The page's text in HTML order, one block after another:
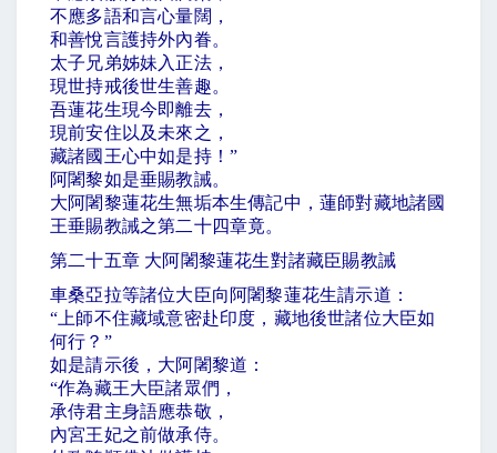
不應多語和言心量闊，
和善悅言護持外內眷。
太子兄弟姊妹入正法，
現世持戒後世生善趣。
吾蓮花生現今即離去，
現前安住以及未來之，
藏諸國王心中如是持！ ”
阿闍黎如是垂賜教誡。
大阿闍黎蓮花生無垢本生傳記中，蓮師對藏地諸國
王垂賜教誡之第二十四章竟。
第二十五章 大阿闍黎蓮花生對諸藏臣賜教誡
車桑亞拉等諸位大臣向阿闍黎蓮花生請示道：
“ 上師不住藏域意密赴印度，藏地後世諸位大臣如
何行？ ”
如是請示後，大阿闍黎道：
“作為藏王大臣諸眾們，
承侍君主身語應恭敬，
內宮王妃之前做承侍。